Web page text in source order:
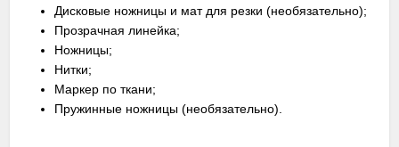
Дисковые ножницы и мат для резки (необязательно);
Прозрачная линейка;
Ножницы;
Нитки;
Маркер по ткани;
Пружинные ножницы (необязательно).